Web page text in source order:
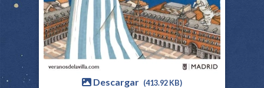
Descargar (413.92 KB)